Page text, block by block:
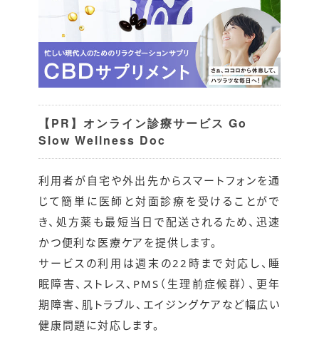
【PR】オンライン診療サービス Go
Slow Wellness Doc
利用者が自宅や外出先からスマートフォンを通
じて簡単に医師と対面診療を受けることがで
き、処方薬も最短当日で配送されるため、迅速
かつ便利な医療ケアを提供します。
サービスの利用は週末の22時まで対応し、睡
眠障害、ストレス、PMS（生理前症候群）、更年
期障害、肌トラブル、エイジングケアなど幅広い
健康問題に対応します。